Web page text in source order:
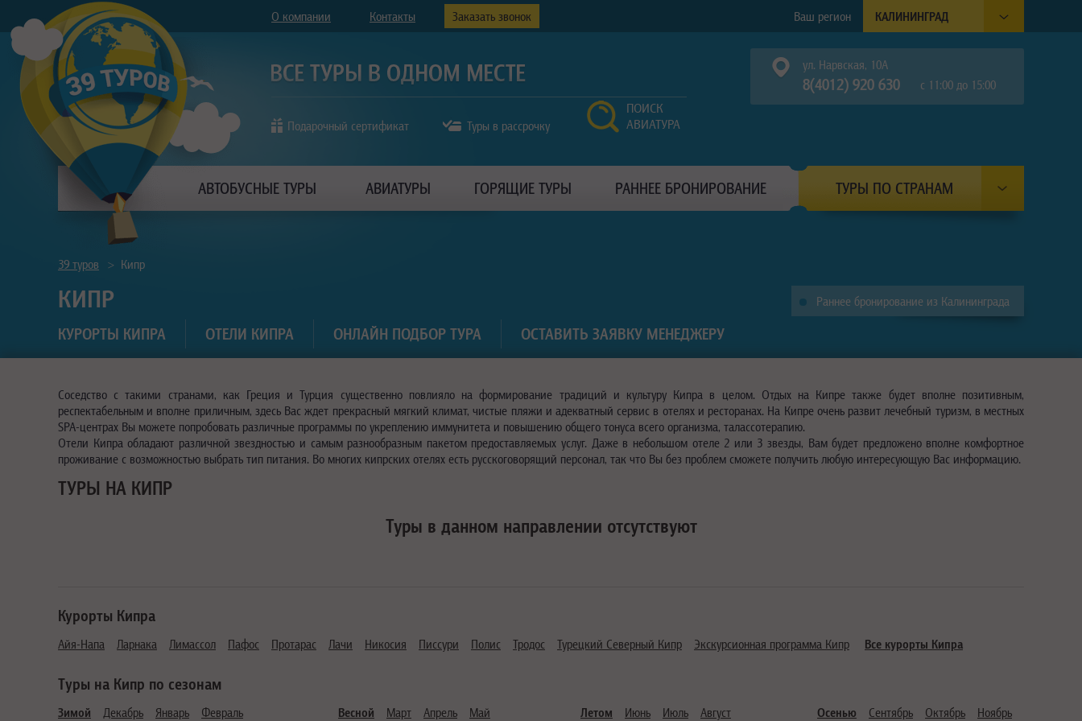
О компании Контакты Заказать звонок КАЛИНИНГРАД
Ваш регион
ТУРЫ ПО СТРАНАМ
Подарочный сертификат Туры в рассрочку
ПОИСК
АВИАТУРА
ул. Нарвская, 10А
с 11:00 до 15:00
8(4012) 920 630
АВТОБУСНЫЕ ТУРЫ АВИАТУРЫ ГОРЯЩИЕ ТУРЫ РАННЕЕ БРОНИРОВАНИЕ
39 туров > Кипр
КИПР Раннее бронирование из Калининграда
КУРОРТЫ КИПРА ОТЕЛИ КИПРА ОНЛАЙН ПОДБОР ТУРА ОСТАВИТЬ ЗАЯВКУ МЕНЕДЖЕРУ
Соседство с такими странами, как Греция и Турция существенно повлияло на формирование традиций и культуру Кипра в целом. Отдых на Кипре также будет вполне позитивным,
респектабельным и вполне приличным, здесь Вас ждет прекрасный мягкий климат, чистые пляжи и адекватный сервис в отелях и ресторанах. На Кипре очень развит лечебный туризм, в местных
SPA-центрах Вы можете попробовать различные программы по укреплению иммунитета и повышению общего тонуса всего организма, талассотерапию.
Отели Кипра обладают различной звездностью и самым разнообразным пакетом предоставляемых услуг. Даже в небольшом отеле 2 или 3 звезды, Вам будет предложено вполне комфортное
проживание с возможностью выбрать тип питания. Во многих кипрских отелях есть русскоговорящий персонал, так что Вы без проблем сможете получить любую интересующую Вас информацию.
ТУРЫ НА КИПР
Туры в данном направлении отсутствуют
Курорты Кипра
Айя-Напа Ларнака Лимассол Пафос Протарас Лачи Никосия Писсури Полис Тродос Турецкий Северный Кипр Экскурсионная программа Кипр Все курорты Кипра
Туры на Кипр по сезонам
Зимой Декабрь Январь Февраль Весной Март Апрель Май Летом Июнь Июль Август Осенью Сентябрь Октябрь Ноябрь